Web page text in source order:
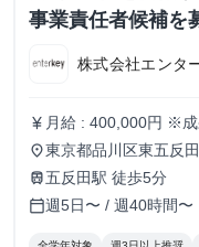
事業責任者候補を
株式会社エンタ
currency_yen 月給 : 400,000円 ※成
も積極的に行います。
place東京都品川区東五反
train 五反田駅 徒歩5分
calendar_today週5日〜 / 週40時間〜